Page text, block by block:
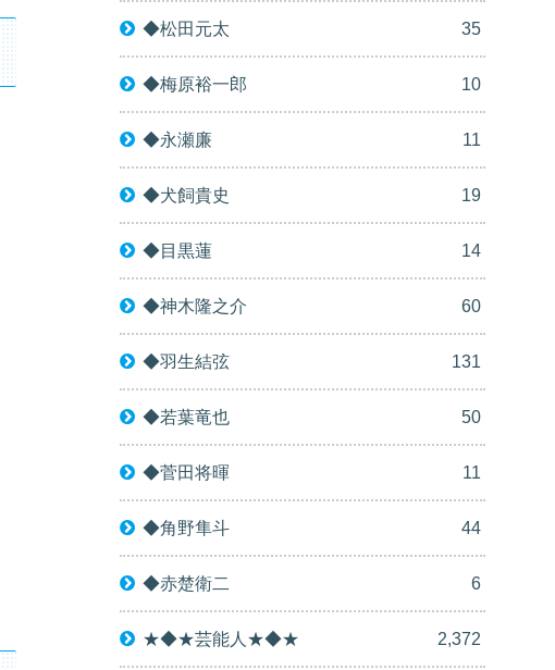
◆松田元太 35
◆梅原裕一郎 10
◆永瀬廉 11
◆犬飼貴史 19
◆目黒蓮 14
◆神木隆之介 60
◆羽生結弦 131
◆若葉竜也 50
◆菅田将暉 11
◆角野隼斗 44
◆赤楚衛二 6
★◆★芸能人★◆★ 2,372